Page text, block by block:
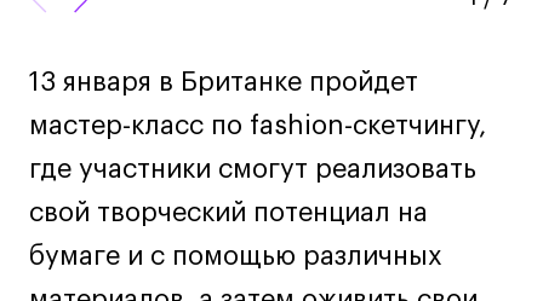
Маркетинг
Иллюстрация
Интерьер
Онлайн
Маркетинг и генерация лидов
13 января в Британке пройдет
мастер-класс по fashion-скетчингу,
где участники смогут реализовать
свой творческий потенциал на
бумаге и с помощью различных